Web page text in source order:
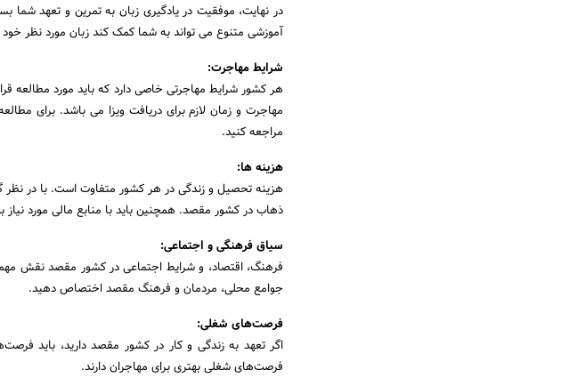
در نهایت، موفقیت در یادگیری زبان به تمرین و تعهد شما
آموزشی متنوع می تواند به شما کمک کند زبان مورد نظر
شرایط مهاجرت:
هر کشور شرایط مهاجرتی خاصی دارد که باید مورد مطالعه
مهاجرت و زمان لازم برای دریافت ویزا می باشد. برای
مراجعه کنید.
هزینه ها:
هزینه تحصیل و زندگی در هر کشور متفاوت است. با در نظر
ذهاب در کشور مقصد. همچنین باید با منابع مالی مورد
سیاق فرهنگی و اجتماعی:
فرهنگ، اقتصاد، و شرایط اجتماعی در کشور مقصد نقش
جوامع محلی، مردمان و فرهنگ مقصد اختصاص دهید.
فرصت‌های شغلی:
اگر تعهد به زندگی و کار در کشور مقصد دارید، باید
فرصت‌های شغلی بهتری برای مهاجران دارند.